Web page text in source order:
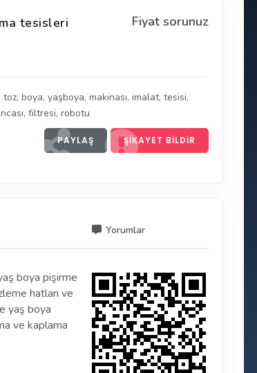
Fiyat sorunuz
tesisleri
toz, boya, yaşboya, makinası, imalat, tesisi,
, filtresi, robotu
PAYLAŞ ŞIKAYET BILDIR
Yorumlar
boya pişirme
hatları ve
yaş boya
ve kaplama